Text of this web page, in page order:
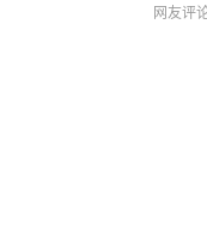
网友评